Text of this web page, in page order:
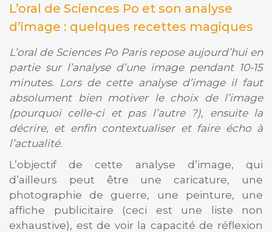
L’oral de Sciences Po et son analyse
d’image : quelques recettes magiques
L’oral de Sciences Po Paris repose aujourd’hui en
partie sur l’analyse d’une image pendant 10-15
minutes. Lors de cette analyse d’image il faut
absolument bien motiver le choix de l’image
(pourquoi celle-ci et pas l’autre ?), ensuite la
décrire, et enfin contextualiser et faire écho à
l’actualité.
L’objectif de cette analyse d’image, qui
d’ailleurs peut être une caricature, une
photographie de guerre, une peinture, une
affiche publicitaire (ceci est une liste non
exhaustive), est de voir la capacité de réflexion